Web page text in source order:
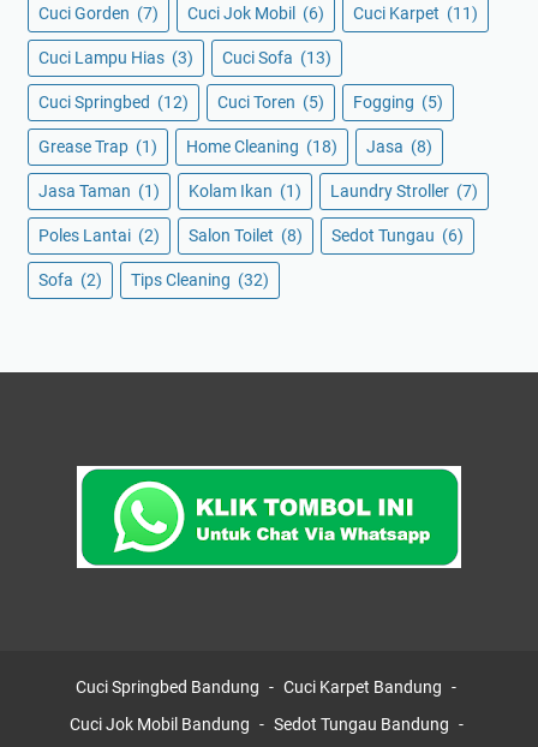
Cuci Gorden (7) Cuci Jok Mobil (6) Cuci Karpet (11)
Cuci Lampu Hias (3) Cuci Sofa (13)
Cuci Springbed (12) Cuci Toren (5) Fogging (5)
Grease Trap (1) Home Cleaning (18) Jasa (8)
Jasa Taman (1) Kolam Ikan (1) Laundry Stroller (7)
Poles Lantai (2) Salon Toilet (8) Sedot Tungau (6)
Sofa (2) Tips Cleaning (32)
Cuci Springbed Bandung
Cuci Karpet Bandung
Cuci Jok Mobil Bandung
Sedot Tungau Bandung